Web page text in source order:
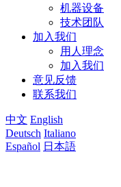
机器设备
技术团队
加入我们
用人理念
加入我们
意见反馈
联系我们
中文 English
Deutsch Italiano
Español 日本語